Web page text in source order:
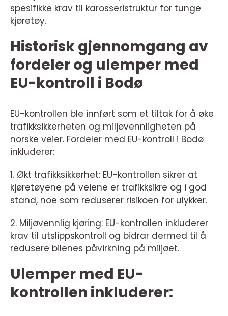
spesifikke krav til karosseristruktur for tunge
kjøretøy.
Historisk gjennomgang av
fordeler og ulemper med
EU-kontroll i Bodø
EU-kontrollen ble innført som et tiltak for å øke
trafikksikkerheten og miljøvennligheten på
norske veier. Fordeler med EU-kontroll i Bodø
inkluderer:
1. Økt trafikksikkerhet: EU-kontrollen sikrer at
kjøretøyene på veiene er trafikksikre og i god
stand, noe som reduserer risikoen for ulykker.
2. Miljøvennlig kjøring: EU-kontrollen inkluderer
krav til utslippskontroll og bidrar dermed til å
redusere bilenes påvirkning på miljøet.
Ulemper med EU-
kontrollen inkluderer: